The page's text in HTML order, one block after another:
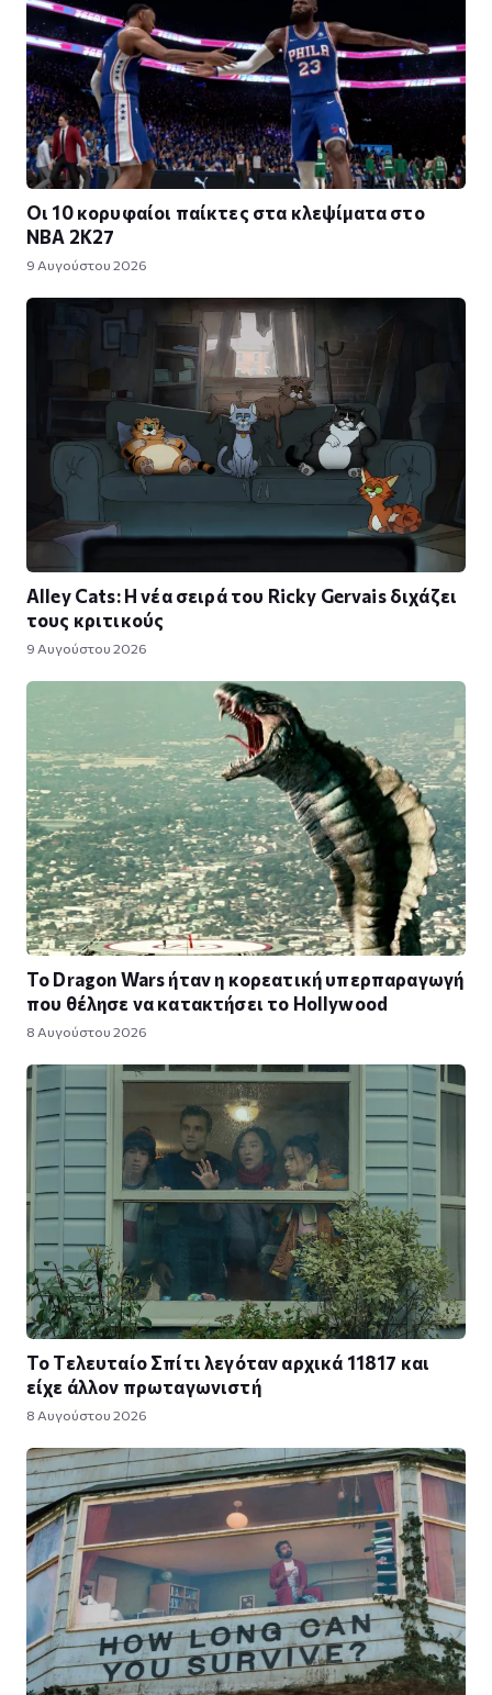
Οι 10 κορυφαίοι παίκτες στα κλεψίματα στο
NBA 2K27
9 Αυγούστου 2026
Alley Cats: Η νέα σειρά του Ricky Gervais διχάζει
τους κριτικούς
9 Αυγούστου 2026
Το Dragon Wars ήταν η κορεατική υπερπαραγωγή
που θέλησε να κατακτήσει το Hollywood
8 Αυγούστου 2026
Το Τελευταίο Σπίτι λεγόταν αρχικά 11817 και
είχε άλλον πρωταγωνιστή
8 Αυγούστου 2026